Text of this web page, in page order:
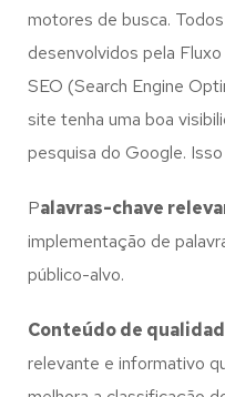
motores de busca.
desenvolvidos pela
SEO (Search Engine
site tenha uma boa
pesquisa do Google. Isso
Palavras-chave
implementação de
público-alvo.
Conteúdo de
relevante e informativo